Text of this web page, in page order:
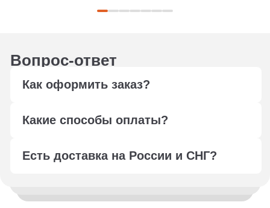
Вопрос-ответ
Как оформить заказ?
Оформите заказ любым удобным способом: через
форму обратной связи, сформируйте корзину,
+7 495 108-14-10
Какие способы оплаты?
осуществляется по безналичному расчёту.
Есть доставка на России и СНГ?
воспользоваться услугами удобной вам курьерской